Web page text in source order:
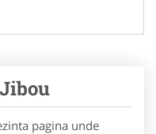
pagina unde